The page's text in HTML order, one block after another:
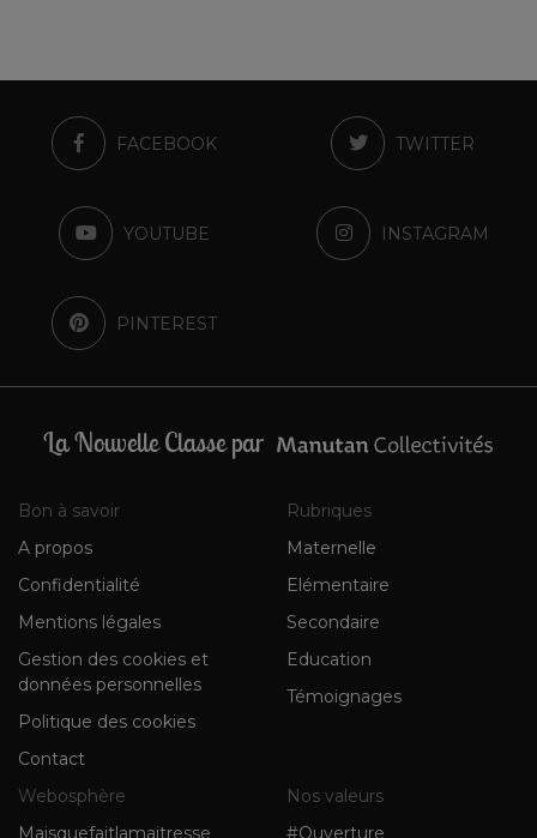
FACEBOOK TWITTER
YOUTUBE INSTAGRAM
PINTEREST
La Nouvelle Classe par
Bon à savoir
A propos
Confidentialité
Mentions légales
Gestion des cookies et
données personnelles
Politique des cookies
Contact
Rubriques
Maternelle
Elémentaire
Secondaire
Education
Témoignages
Webosphère
Maisquefaitlamaitresse
Nos valeurs
#Ouverture